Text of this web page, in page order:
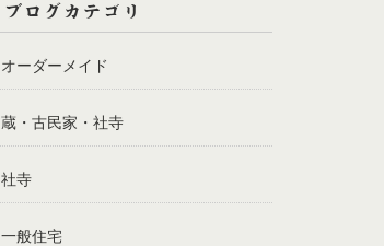
ブログカテゴリ
オーダーメイド
蔵・古民家・社寺
社寺
一般住宅